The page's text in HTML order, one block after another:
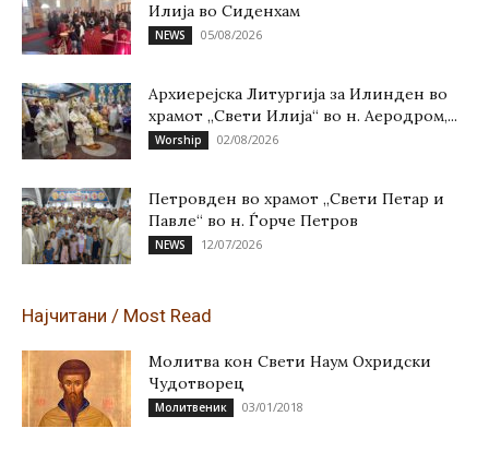
Илија во Сиденхам
NEWS 05/08/2026
Архиерејска Литургија за Илинден во
храмот „Свети Илија“ во н. Аеродром,...
Worship 02/08/2026
Петровден во храмот „Свети Петар и
Павле“ во н. Ѓорче Петров
NEWS 12/07/2026
Најчитани / Most Read
Молитва кон Свети Наум Охридски
Чудотворец
Молитвеник 03/01/2018